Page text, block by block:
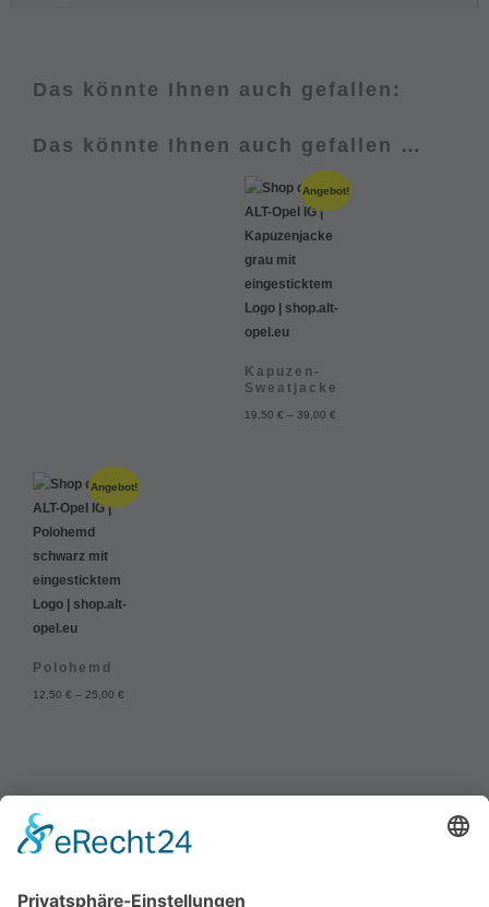
Das könnte Ihnen auch gefallen:
Das könnte Ihnen auch gefallen …
Angebot!
Kapuzen-
Sweatjacke
19,50 € – 39,00 €
Angebot!
Polohemd
12,50 € – 25,00 €
Kontakt
Impressum